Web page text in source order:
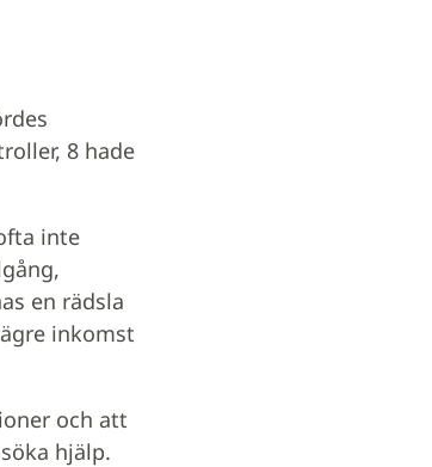
8 hade
inte
en rädsla
inkomst
och att
hjälp.